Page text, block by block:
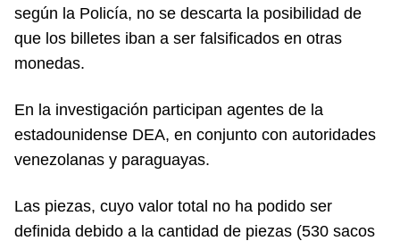
según la Policía, no se descarta la posibilidad de
que los billetes iban a ser falsificados en otras
monedas.
En la investigación participan agentes de la
estadounidense DEA, en conjunto con autoridades
venezolanas y paraguayas.
Las piezas, cuyo valor total no ha podido ser
definida debido a la cantidad de piezas (530 sacos